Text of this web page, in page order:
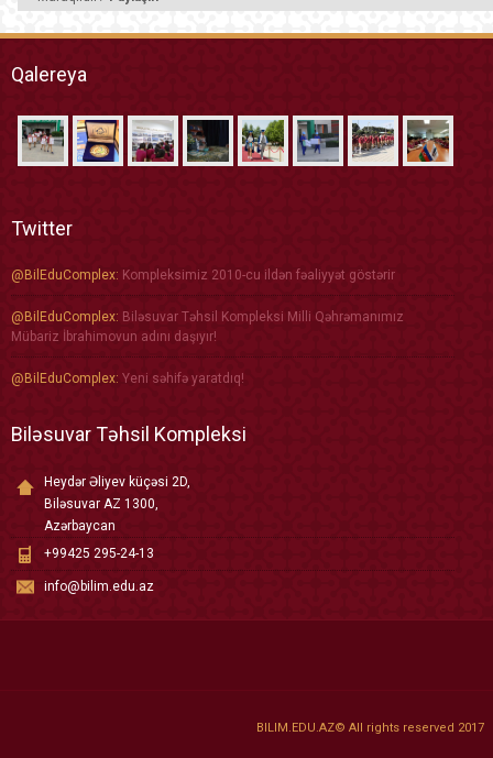
Qalereya
Twitter
@BilEduComplex: Kompleksimiz 2010-cu ildən fəaliyyət göstərir
@BilEduComplex: Biləsuvar Təhsil Kompleksi Milli Qəhrəmanımız
Mübariz İbrahimovun adını daşıyır!
@BilEduComplex: Yeni səhifə yaratdıq!
Biləsuvar Təhsil Kompleksi
Heydər Əliyev küçəsi 2D,
Biləsuvar AZ 1300,
Azərbaycan
+99425 295-24-13
info@bilim.edu.az
BILIM.EDU.AZ© All rights reserved 2017